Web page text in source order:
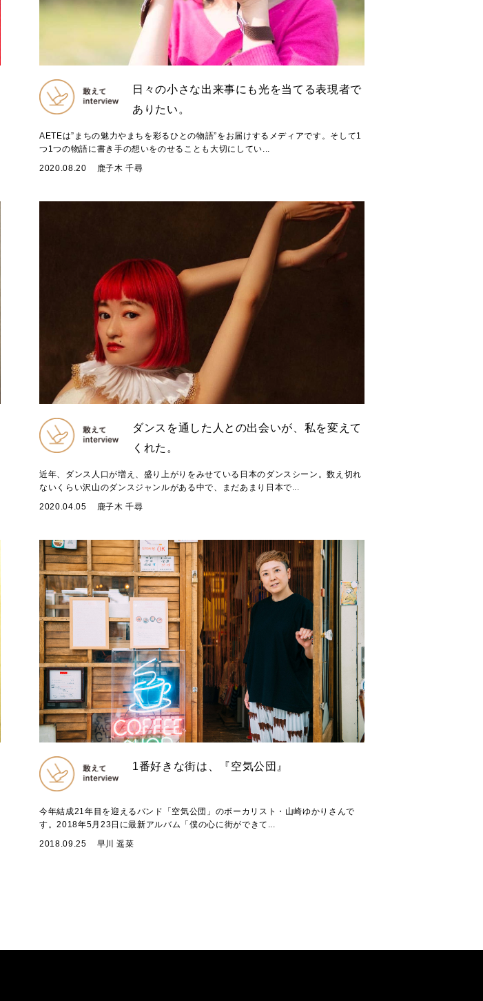
日々の小さな出来事にも光を当てる表現者で
ありたい。
AETEは”まちの魅力やまちを彩るひとの物語”をお届けするメディアです。そして1
つ1つの物語に書き手の想いをのせることも大切にしてい...
2020.08.20
鹿子木 千尋
ダンスを通した人との出会いが、私を変えて
くれた。
近年、ダンス人口が増え、盛り上がりをみせている日本のダンスシーン。数え切れ
ないくらい沢山のダンスジャンルがある中で、まだあまり日本で...
2020.04.05
鹿子木 千尋
1番好きな街は、『空気公団』
今年結成21年目を迎えるバンド「空気公団」のボーカリスト・山崎ゆかりさんで
す。2018年5月23日に最新アルバム「僕の心に街ができて...
2018.09.25
早川 遥菜